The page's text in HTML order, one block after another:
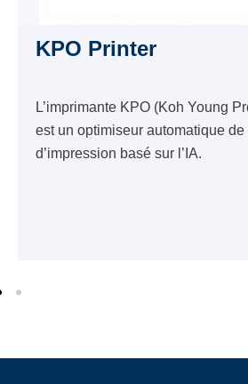
KPO Printer
L’imprimante KPO (Koh Young
est un optimiseur automatique
d’impression basé sur l’IA.